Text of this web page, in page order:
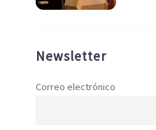
Newsletter
Correo electrónico